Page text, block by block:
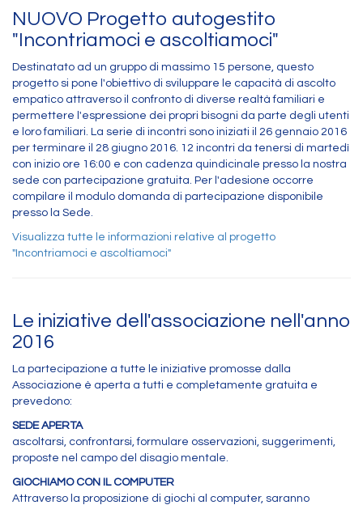
NUOVO Progetto autogestito
"Incontriamoci e ascoltiamoci"
Destinatato ad un gruppo di massimo 15 persone, questo
progetto si pone l'obiettivo di sviluppare le capacità di ascolto
empatico attraverso il confronto di diverse realtà familiari e
permettere l'espressione dei propri bisogni da parte degli utenti
e loro familiari. La serie di incontri sono iniziati il 26 gennaio 2016
per terminare il 28 giugno 2016. 12 incontri da tenersi di martedì
con inizio ore 16:00 e con cadenza quindicinale presso la nostra
sede con partecipazione gratuita. Per l'adesione occorre
compilare il modulo domanda di partecipazione disponibile
presso la Sede.
Visualizza tutte le informazioni relative al progetto
"Incontriamoci e ascoltiamoci"
Le iniziative dell'associazione nell'anno
2016
La partecipazione a tutte le iniziative promosse dalla
Associazione è aperta a tutti e completamente gratuita e
prevedono:
SEDE APERTA
ascoltarsi, confrontarsi, formulare osservazioni, suggerimenti,
proposte nel campo del disagio mentale.
GIOCHIAMO CON IL COMPUTER
Attraverso la proposizione di giochi al computer, saranno